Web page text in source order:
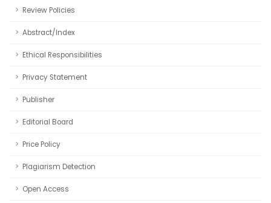
Review Policies
Abstract/Index
Ethical Responsibilities
Privacy Statement
Publisher
Editorial Board
Price Policy
Plagiarism Detection
Open Access